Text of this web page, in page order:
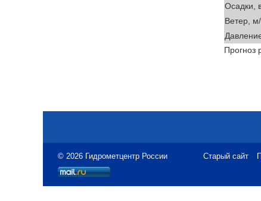
Осадки,
Ветер,
Прогноз
© 2026 Гидрометцентр России Старый сайт